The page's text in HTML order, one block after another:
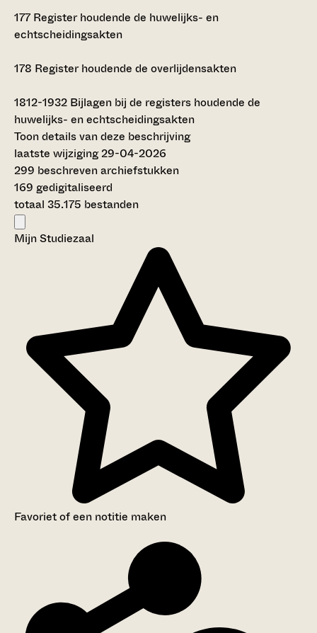
177 Register houdende de huwelijks- en
echtscheidingsakten
178 Register houdende de overlijdensakten
1812-1932 Bijlagen bij de registers houdende de
huwelijks- en echtscheidingsakten
Toon details van deze beschrijving
laatste wijziging 29-04-2026
299 beschreven archiefstukken
169 gedigitaliseerd
totaal 35.175 bestanden
Mijn Studiezaal
Favoriet of een notitie maken